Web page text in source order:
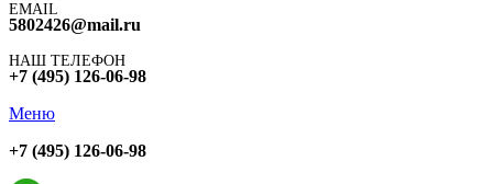
EMAIL
5802426@mail.ru
НАШ ТЕЛЕФОН
+7 (495) 126-06-98
Меню
+7 (495) 126-06-98